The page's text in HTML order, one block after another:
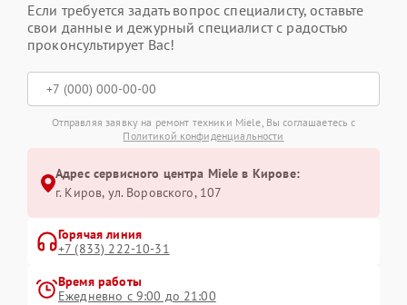
Если требуется задать вопрос специалисту, оставьте
свои данные и дежурный специалист с радостью
проконсультирует Вас!
Отправляя заявку на ремонт техники Miele, Вы соглашаетесь с
Политикой конфиденциальности
Адрес сервисного центра Miele в Кирове:
г. Киров, ул. Воровского, 107
Горячая линия
+7 (833) 222-10-31
Время работы
Ежедневно с 9:00 до 21:00